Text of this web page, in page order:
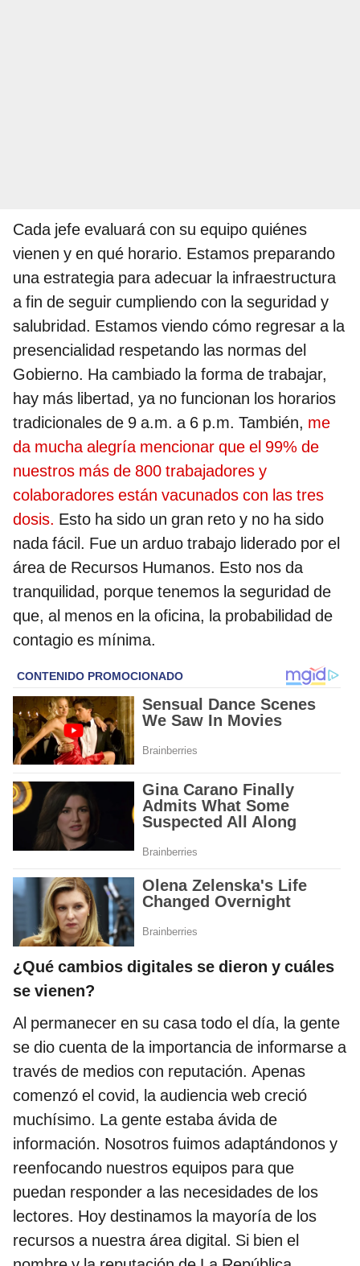
Cada jefe evaluará con su equipo quiénes
vienen y en qué horario. Estamos preparando
una estrategia para adecuar la infraestructura
a fin de seguir cumpliendo con la seguridad y
salubridad. Estamos viendo cómo regresar a la
presencialidad respetando las normas del
Gobierno. Ha cambiado la forma de trabajar,
hay más libertad, ya no funcionan los horarios
tradicionales de 9 a.m. a 6 p.m. También, me
da mucha alegría mencionar que el 99% de
nuestros más de 800 trabajadores y
colaboradores están vacunados con las tres
dosis. Esto ha sido un gran reto y no ha sido
nada fácil. Fue un arduo trabajo liderado por el
área de Recursos Humanos. Esto nos da
tranquilidad, porque tenemos la seguridad de
que, al menos en la oficina, la probabilidad de
contagio es mínima.
¿Qué cambios digitales se dieron y cuáles
se vienen?
Al permanecer en su casa todo el día, la gente
se dio cuenta de la importancia de informarse a
través de medios con reputación. Apenas
comenzó el covid, la audiencia web creció
muchísimo. La gente estaba ávida de
información. Nosotros fuimos adaptándonos y
reenfocando nuestros equipos para que
puedan responder a las necesidades de los
lectores. Hoy destinamos la mayoría de los
recursos a nuestra área digital. Si bien el